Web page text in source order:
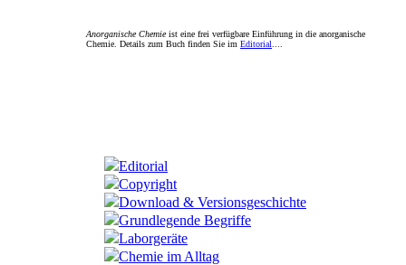
Anorganische Chemieist eine frei verfügbare Einführung in die anorganische
Chemie. Details zum Buch finden Sie im Editorial
Editorial
Copyright
Download & Versionsgeschichte
Grundlegende Begriffe
Laborgeräte
Chemie im Alltag